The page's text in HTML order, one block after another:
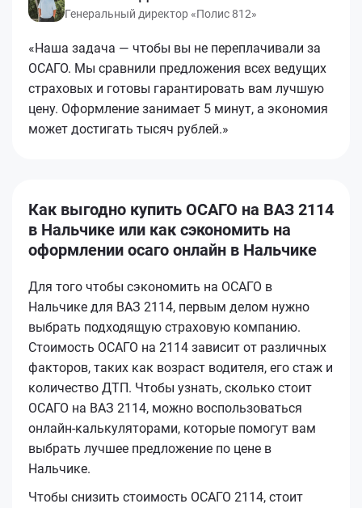
Генеральный директор «Полис 812»
«Наша задача — чтобы вы не переплачивали за
ОСАГО. Мы сравнили предложения всех ведущих
страховых и готовы гарантировать вам лучшую
цену. Оформление занимает 5 минут, а экономия
может достигать тысяч рублей.»
Как выгодно купить ОСАГО на ВАЗ 2114
в Нальчике или как сэкономить на
оформлении осаго онлайн в Нальчике
Для того чтобы сэкономить на ОСАГО в
Нальчике для ВАЗ 2114, первым делом нужно
выбрать подходящую страховую компанию.
Стоимость ОСАГО на 2114 зависит от различных
факторов, таких как возраст водителя, его стаж и
количество ДТП. Чтобы узнать, сколько стоит
ОСАГО на ВАЗ 2114, можно воспользоваться
онлайн-калькуляторами, которые помогут вам
выбрать лучшее предложение по цене в
Нальчике.
Чтобы снизить стоимость ОСАГО 2114, стоит